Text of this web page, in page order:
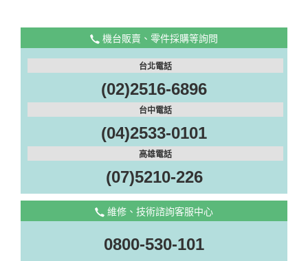
機台販賣、零件採購等詢問
台北電話
(02)2516-6896
台中電話
(04)2533-0101
高雄電話
(07)5210-226
維修、技術諮詢客服中心
0800-530-101